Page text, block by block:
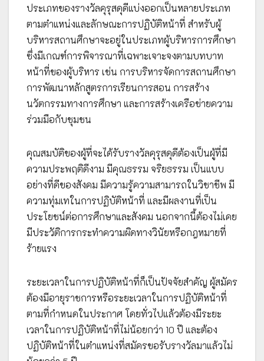
ประเภทของรางวัลคุรุสดุดีแบ่งออกเป็นหลายประเภท
ตามตำแหน่งและลักษณะการปฏิบัติหน้าที่ สำหรับผู้
บริหารสถานศึกษาจะอยู่ในประเภทผู้บริหารการศึกษา
ซึ่งมีเกณฑ์การพิจารณาที่เฉพาะเจาะจงตามบทบาท
หน้าที่ของผู้บริหาร เช่น การบริหารจัดการสถานศึกษา
การพัฒนาหลักสูตรการเรียนการสอน การสร้าง
นวัตกรรมทางการศึกษา และการสร้างเครือข่ายความ
ร่วมมือกับชุมชน
คุณสมบัติของผู้ที่จะได้รับรางวัลคุรุสดุดีต้องเป็นผู้ที่มี
ความประพฤติดีงาม มีคุณธรรม จริยธรรม เป็นแบบ
อย่างที่ดีของสังคม มีความรู้ความสามารถในวิชาชีพ มี
ความทุ่มเทในการปฏิบัติหน้าที่ และมีผลงานที่เป็น
ประโยชน์ต่อการศึกษาและสังคม นอกจากนี้ต้องไม่เคย
มีประวัติการกระทำความผิดทางวินัยหรือกฎหมายที่
ร้ายแรง
ระยะเวลาในการปฏิบัติหน้าที่ก็เป็นปัจจัยสำคัญ ผู้สมัคร
ต้องมีอายุราชการหรือระยะเวลาในการปฏิบัติหน้าที่
ตามที่กำหนดในประกาศ โดยทั่วไปแล้วต้องมีระยะ
เวลาในการปฏิบัติหน้าที่ไม่น้อยกว่า 10 ปี และต้อง
ปฏิบัติหน้าที่ในตำแหน่งที่สมัครขอรับรางวัลมาแล้วไม่